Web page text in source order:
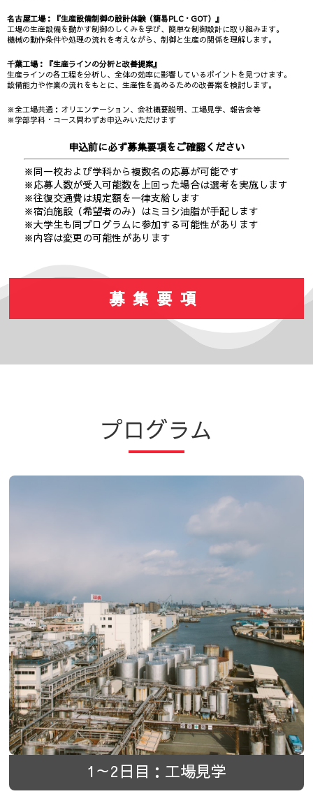
名古屋工場：『生産設備制御の設計体験（簡易PLC・GOT）』
工場の生産設備を動かす制御のしくみを学び、簡単な制御設計に取り組みます。
機械の動作条件や処理の流れを考えながら、制御と生産の関係を理解します。
千葉工場：『生産ラインの分析と改善提案』
生産ラインの各工程を分析し、全体の効率に影響しているポイントを見つけます。
設備能力や作業の流れをもとに、生産性を高めるための改善案を検討します。
※全工場共通：オリエンテーション、会社概要説明、工場見学、報告会等
※学部学科・コース問わずお申込みいただけます
申込前に必ず募集要項をご確認ください
※同一校および学科から複数名の応募が可能です
※応募人数が受入可能数を上回った場合は選考を実施します
※往復交通費は規定額を一律支給します
※宿泊施設（希望者のみ）はミヨシ油脂が手配します
※大学生も同プログラムに参加する可能性があります
※内容は変更の可能性があります
募集要項
プログラム
1～2日目：工場見学